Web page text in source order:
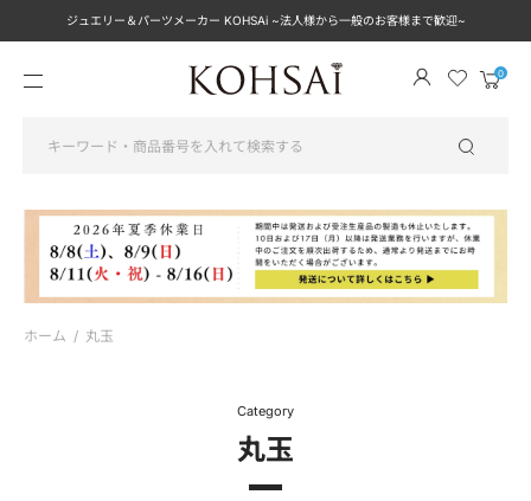
ジュエリー＆パーツメーカー KOHSAi ~法人様から一般のお客様まで歓迎~
ホーム / 丸玉
Category
丸玉